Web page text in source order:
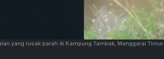
yang rusak parah di Kampung Tambak, Manggarai Timur.